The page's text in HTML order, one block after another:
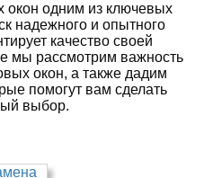
окон одним из ключевых
надежного и опытного
качество своей
мы рассмотрим важность
окон, а также дадим
помогут вам сделать
выбор.